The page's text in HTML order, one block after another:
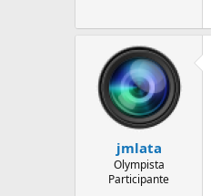
jmlata
Olympista
Participante